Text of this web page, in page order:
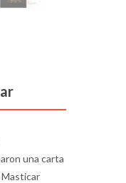
una carta
Masticar